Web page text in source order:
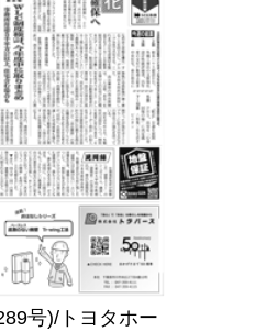
号)/トヨタホー